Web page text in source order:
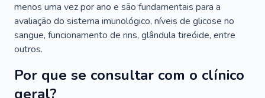
menos uma vez por ano e são fundamentais para a
avaliação do sistema imunológico, níveis de glicose no
sangue, funcionamento de rins, glândula tireóide, entre
outros.
Por que se consultar com o clínico
geral?